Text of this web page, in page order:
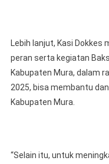
Lebih lanjut, Kasi Dokkes
peran serta kegiatan
Kabupaten Mura, dalam
2025, bisa membantu
Kabupaten Mura.
“Selain itu, untuk